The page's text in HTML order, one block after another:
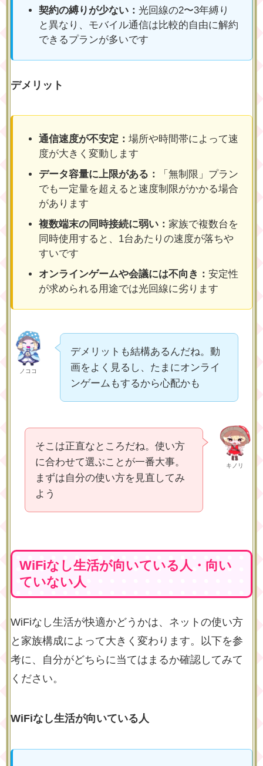
契約の縛りが少ない：光回線の2〜3年縛り
と異なり、モバイル通信は比較的自由に解約
できるプランが多いです
デメリット
通信速度が不安定：場所や時間帯によって速
度が大きく変動します
データ容量に上限がある：
「無制限」プラン
でも一定量を超えると速度制限がかかる場合
があります
複数端末の同時接続に弱い： 家族で複数台を
同時使用すると、1台あたりの速度が落ちや
すいです
オンラインゲームや会議には不向き：安定性
が求められる用途では光回線に劣ります
ノココ
デメリットも結構あるんだね。動
画をよく見るし、たまにオンライ
ンゲームもするから心配かも
キノリ
そこは正直なところだね。使い方
に合わせて選ぶことが一番大事。
まずは自分の使い方を見直してみ
よう
WiFiなし生活が向いている人・向い
ていない人
WiFiなし生活が快適かどうかは、ネットの使い方
と家族構成によって大きく変わります。以下を参
考に、自分がどちらに当てはまるか確認してみて
ください。
WiFiなし生活が向いている人